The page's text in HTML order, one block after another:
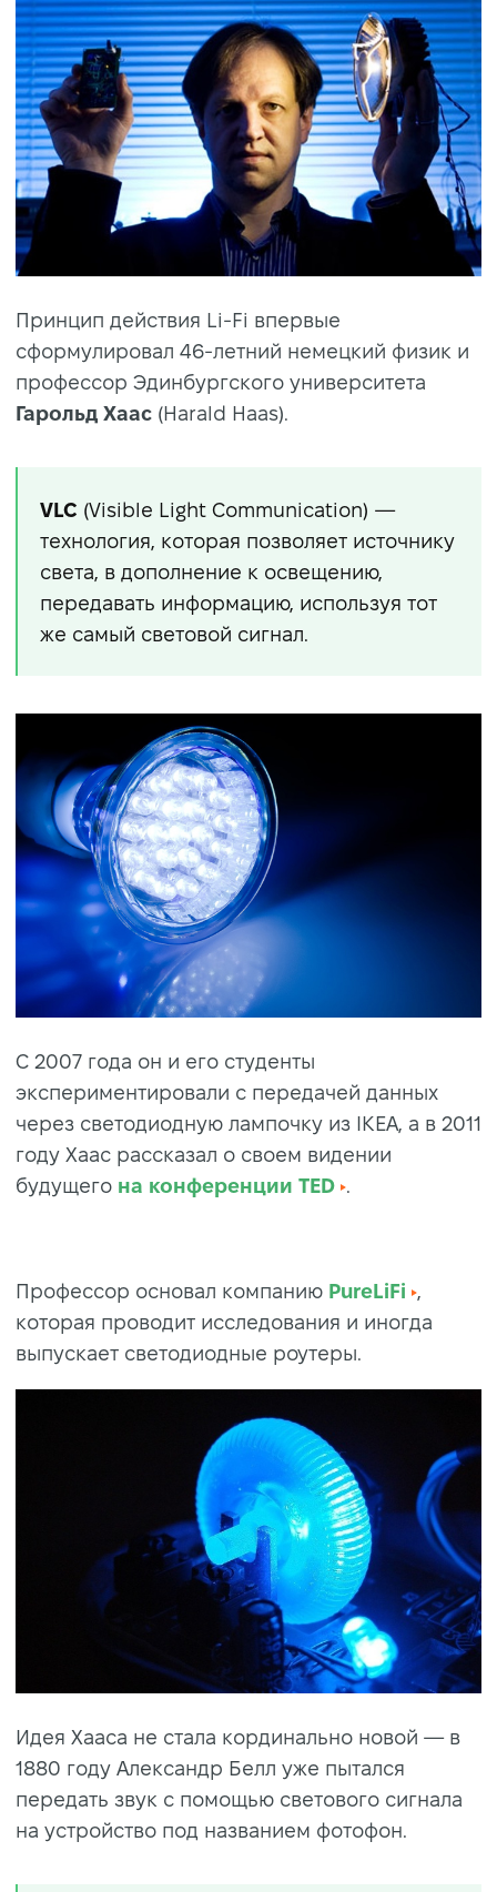
Принцип действия Li-Fi впервые
сформулировал 46-летний немецкий физик и
профессор Эдинбургского университета
Гарольд Хаас (Harald Haas).
VLC (Visible Light Communication) —
технология, которая позволяет источнику
света, в дополнение к освещению,
передавать информацию, используя тот
же самый световой сигнал.
С 2007 года он и его студенты
экспериментировали с передачей данных
через светодиодную лампочку из IKEA, а в 2011
году Хаас рассказал о своем видении
будущего на конференции TED .
Профессор основал компанию PureLiFi
,
которая проводит исследования и иногда
выпускает светодиодные роутеры.
Идея Хааса не стала кординально новой — в
1880 году Александр Белл уже пытался
передать звук с помощью светового сигнала
на устройство под названием фотофон.